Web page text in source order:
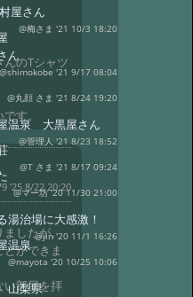
。
のTシャツ
す。
'25 8/22 20:20
ましたが、
ができま
い部屋を拝
屋さん
@梅さま '21 10/3 18:20
ん
'21 9/17 08:04
@丸顔 さま '21 8/24 19:20
温泉 大黒屋さん
@管理人 '21 8/23 18:52
@T さま '21 8/17 09:24
@マー坊 '20 11/30 21:00
湯治場に大感激！
@jin '20 11/1 16:26
温泉
@mayota '20 10/25 10:06
山梨県